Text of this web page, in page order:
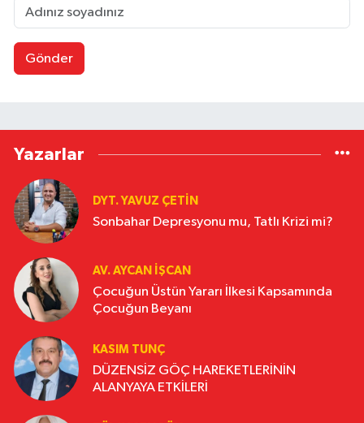
Gönder
Yazarlar
DYT. YAVUZ ÇETİN
Sonbahar Depresyonu mu, Tatlı Krizi mi?
AV. AYCAN İŞCAN
Çocuğun Üstün Yararı İlkesi Kapsamında
Çocuğun Beyanı
KASIM TUNÇ
DÜZENSİZ GÖÇ HAREKETLERİNİN
ALANYAYA ETKİLERİ